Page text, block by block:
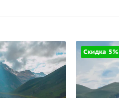
Скидка 5%